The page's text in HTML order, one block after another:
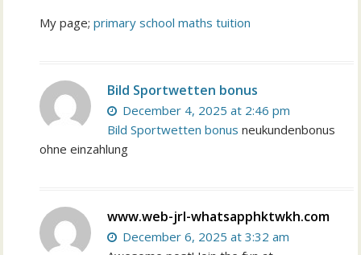
Μy page;primary school maths tuition
Bild Sportwetten bonus
December 4, 2025 at 2:46 pm
Bild Sportwetten bonus neukundenbonus
ohne einzahlung
www.web-jrl-whatsapphktwkh.com
December 6, 2025 at 3:32 am